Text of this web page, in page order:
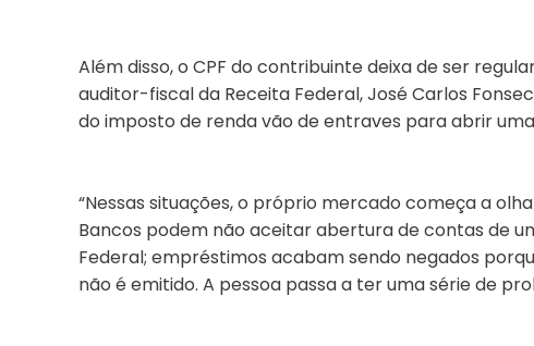
Além disso, o CPF do contribuinte deixa de ser
auditor-fiscal da Receita Federal, José Carlos
do imposto de renda vão de entraves para abrir
“Nessas situações, o próprio mercado começa a
Bancos podem não aceitar abertura de contas de
Federal; empréstimos acabam sendo negados
não é emitido. A pessoa passa a ter uma série de